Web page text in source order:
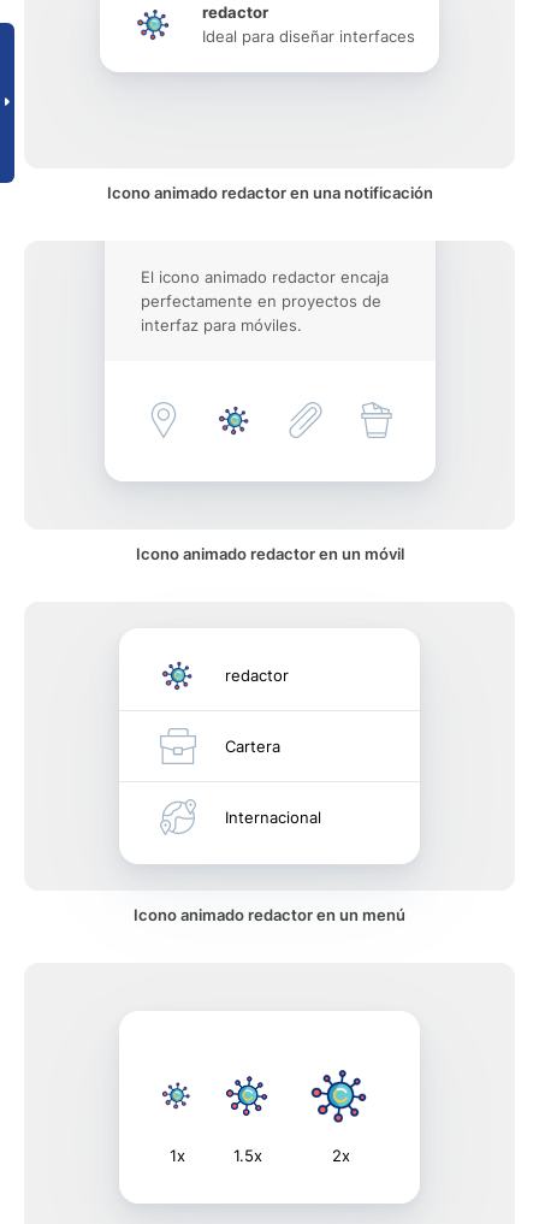
redactor
Ideal para diseñar interfaces
Icono animado redactor en una notificación
El icono animado redactor encaja
perfectamente en proyectos de
interfaz para móviles.
Icono animado redactor en un móvil
redactor
Cartera
Internacional
Icono animado redactor en un menú
1x 1.5x 2x